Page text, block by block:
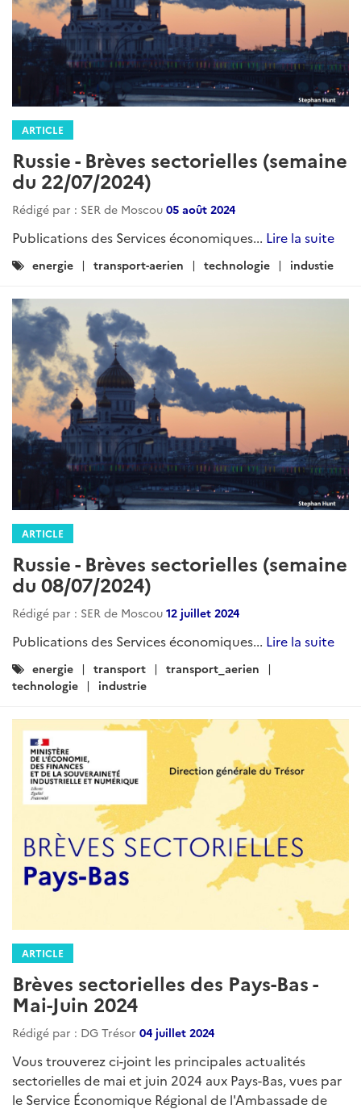
ARTICLE
Russie - Brèves sectorielles (semaine
du 22/07/2024)
Rédigé par : SER de Moscou 05 août 2024
Publications des Services économiques... Lire la suite
Catégories
energie transport-aerien technologie industie
ARTICLE
Russie - Brèves sectorielles (semaine
du 08/07/2024)
Rédigé par : SER de Moscou 12 juillet 2024
Publications des Services économiques... Lire la suite
Catégories
:
energie transport
transport_aerien
technologie
industrie
ARTICLE
Brèves sectorielles des Pays-Bas -
Mai-Juin 2024
Rédigé par : DG Trésor 04 juillet 2024
Vous trouverez ci-joint les principales actualités
sectorielles de mai et juin 2024 aux Pays-Bas, vues par
le Service Économique Régional de l'Ambassade de